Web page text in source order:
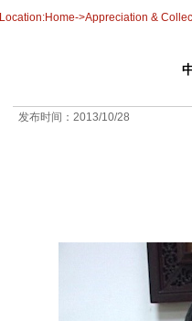
Location:Home->Appreciation &
发布时间：2013/10/28